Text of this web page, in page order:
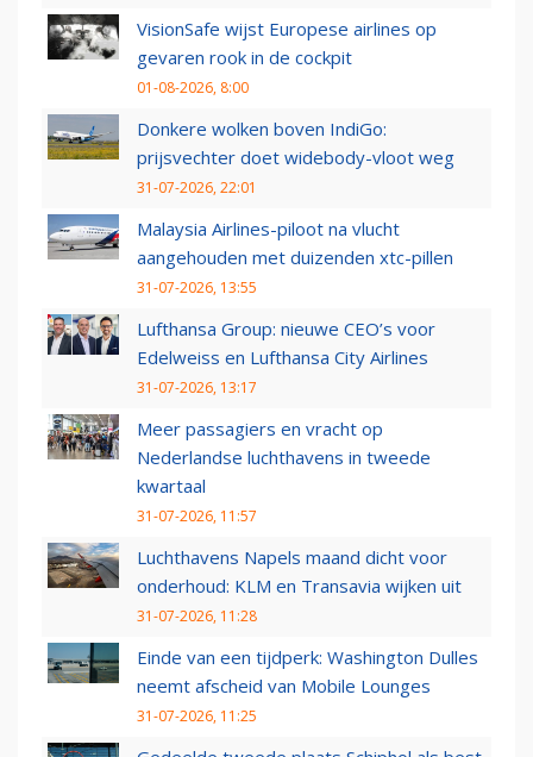
VisionSafe wijst Europese airlines op
gevaren rook in de cockpit
01-08-2026, 8:00
Donkere wolken boven IndiGo:
prijsvechter doet widebody-vloot weg
31-07-2026, 22:01
Malaysia Airlines-piloot na vlucht
aangehouden met duizenden xtc-pillen
31-07-2026, 13:55
Lufthansa Group: nieuwe CEO’s voor
Edelweiss en Lufthansa City Airlines
31-07-2026, 13:17
Meer passagiers en vracht op
Nederlandse luchthavens in tweede
kwartaal
31-07-2026, 11:57
Luchthavens Napels maand dicht voor
onderhoud: KLM en Transavia wijken uit
31-07-2026, 11:28
Einde van een tijdperk: Washington Dulles
neemt afscheid van Mobile Lounges
31-07-2026, 11:25